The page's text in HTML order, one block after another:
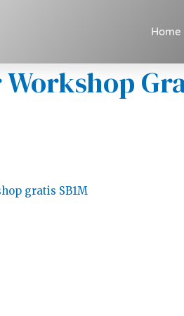
Home